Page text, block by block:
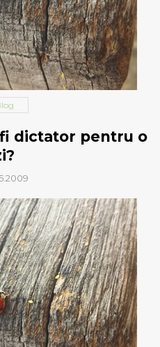
dictator pentru o